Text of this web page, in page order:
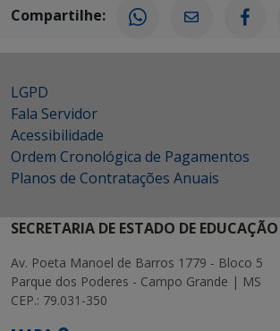
Compartilhe:
LGPD
Fala Servidor
Acessibilidade
Ordem Cronológica de Pagamentos
Planos de Contratações Anuais
SECRETARIA DE ESTADO DE EDUCAÇÃO
Av. Poeta Manoel de Barros 1779 - Bloco 5
Parque dos Poderes - Campo Grande | MS
CEP.: 79.031-350